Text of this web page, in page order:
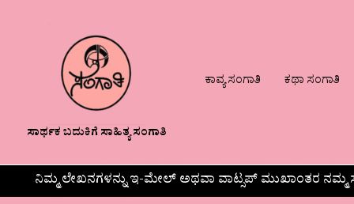
ಸಾರ್ಥಕ ಬದುಕಿಗೆ ಸಾಹಿತ್ಯ ಸಂಗಾತಿ
ಕಾವ್ಯ ಸಂಗಾತಿ ಕಥಾ ಸಂಗಾತಿ
ನಿಮ್ಮ ಲೇಖನಗಳನ್ನು ಇ-ಮೇಲ್ ಅಥವಾ ವಾಟ್ಸಪ್ ಮುಖಾಂತರ